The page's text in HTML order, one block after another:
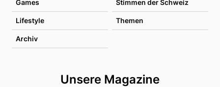
Games Stimmen der Schweiz
Lifestyle Themen
Archiv
Unsere Magazine